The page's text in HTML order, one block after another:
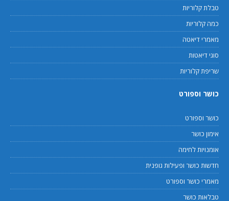
טבלת קלוריות
כמה קלוריות
מאמרי דיאטה
סוגי דיאטות
שריפת קלוריות
כושר וספורט
כושר וספורט
אימון כושר
אומנויות לחימה
חדשות כושר ופעילות גופנית
מאמרי כושר וספורט
טבלאות כושר